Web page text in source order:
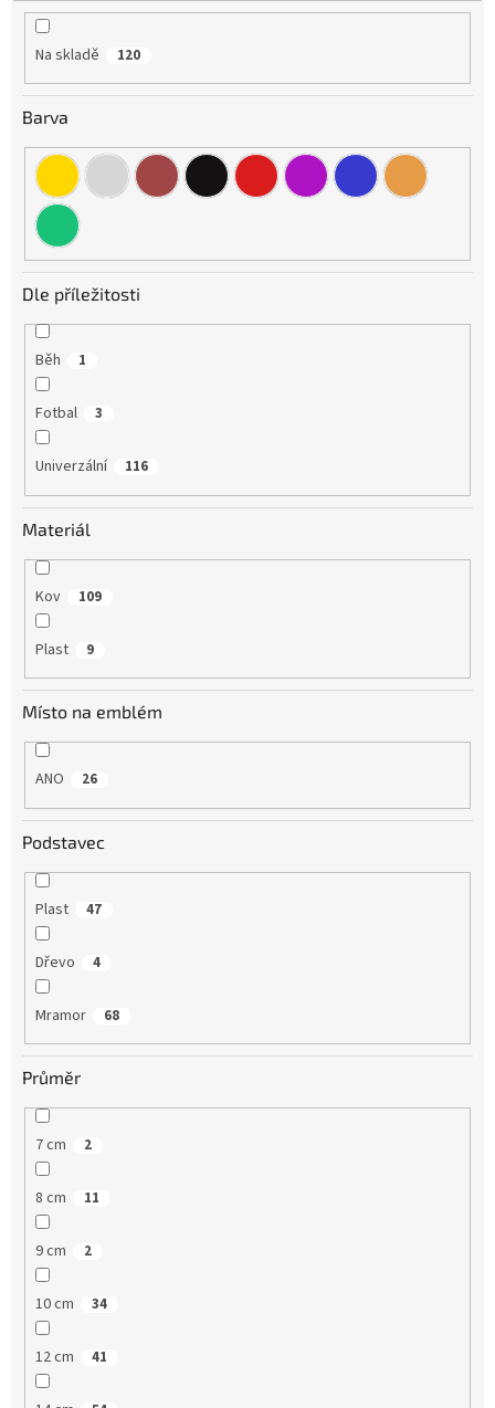
Na skladě 120
Barva
Dle příležitosti
Běh 1
Fotbal 3
Univerzální 116
Materiál
Kov 109
Plast 9
Místo na emblém
ANO 26
Podstavec
Plast 47
Dřevo 4
Mramor 68
Průměr
7 cm 2
8 cm 11
9 cm 2
10 cm 34
12 cm 41